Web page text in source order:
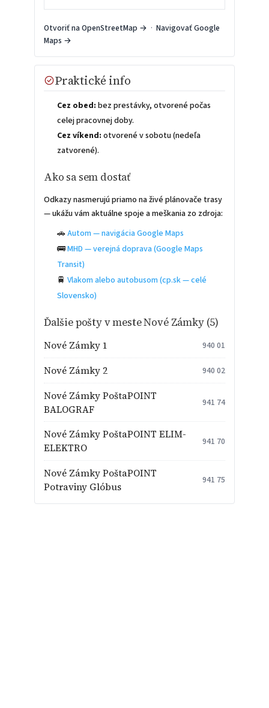
Otvoriť na OpenStreetMap → · Navigovať Google
Maps →
Praktické info
Cez obed: bez prestávky, otvorené počas
celej pracovnej doby.
Cez víkend: otvorené v sobotu (nedeľa
zatvorené).
Ako sa sem dostať
Odkazy nasmerujú priamo na živé plánovače trasy
— ukážu vám aktuálne spoje a meškania zo zdroja:
🚗Autom — navigácia Google Maps
🚌MHD — verejná doprava (Google Maps
Transit)
🚆Vlakom alebo autobusom (cp.sk — celé
Slovensko)
Ďalšie pošty v meste Nové Zámky (5)
Nové Zámky 1 940 01
Nové Zámky 2 940 02
Nové Zámky PoštaPOINT
BALOGRAF
941 74
Nové Zámky PoštaPOINT ELIM-
ELEKTRO
941 70
Nové Zámky PoštaPOINT
Potraviny Glóbus
941 75